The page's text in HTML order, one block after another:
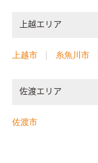
上越エリア
上越市 糸魚川市
佐渡エリア
佐渡市